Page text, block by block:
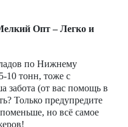
Опт – Легко и
по Нижнему
10 тонн, тоже с
забота (от вас помощь в
Только предупредите
но всё самое